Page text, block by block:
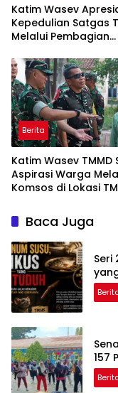
Katim Wasev
Kepedulian Satgas
Melalui Pembagian
Berita
Katim Wasev TMMD
Aspirasi Warga
Komsos di Lokasi
Baca Juga
Seri
157